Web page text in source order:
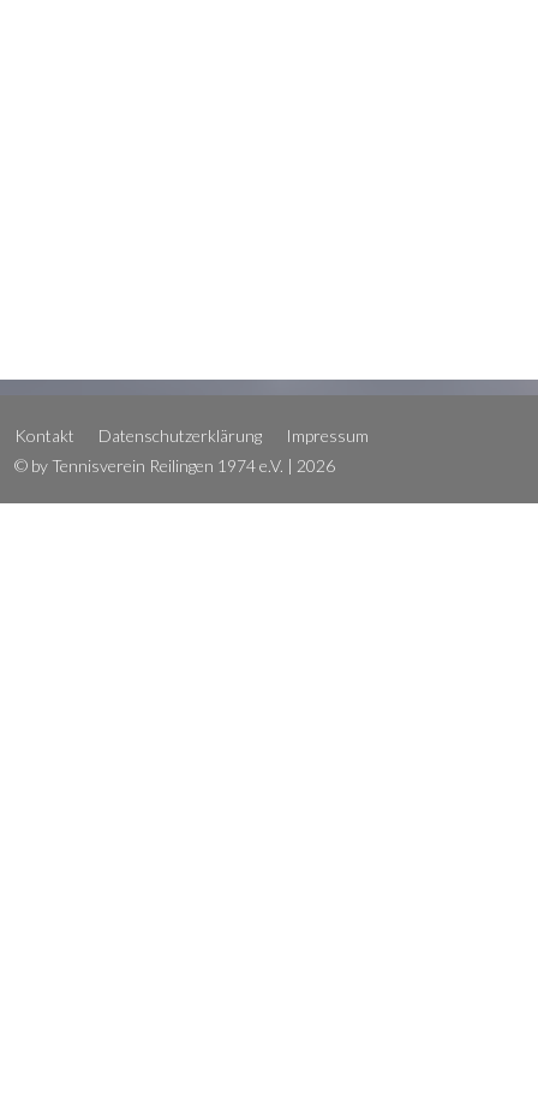
Kontakt Datenschutzerklärung
Impressum
© by Tennisverein Reilingen 1974 e.V. | 2026